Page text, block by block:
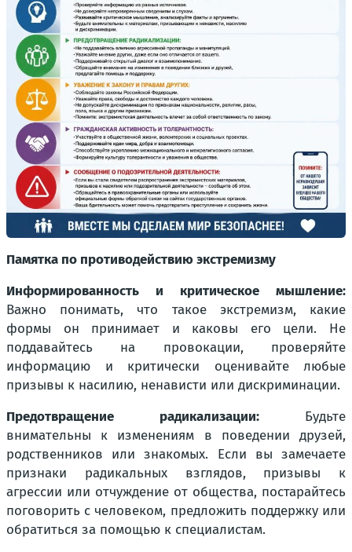
Памятка по противодействию экстремизму
Информированность и критическое мышление:
Важно понимать, что такое экстремизм, какие
формы он принимает и каковы его цели. Не
поддавайтесь на провокации, проверяйте
информацию и критически оценивайте любые
призывы к насилию, ненависти или дискриминации.
Предотвращение радикализации: Будьте
внимательны к изменениям в поведении друзей,
родственников или знакомых. Если вы замечаете
признаки радикальных взглядов, призывы к
агрессии или отчуждение от общества, постарайтесь
поговорить с человеком, предложить поддержку или
обратиться за помощью к специалистам.